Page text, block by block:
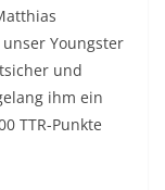
Youngster
und
ihm ein
TTR-Punkte